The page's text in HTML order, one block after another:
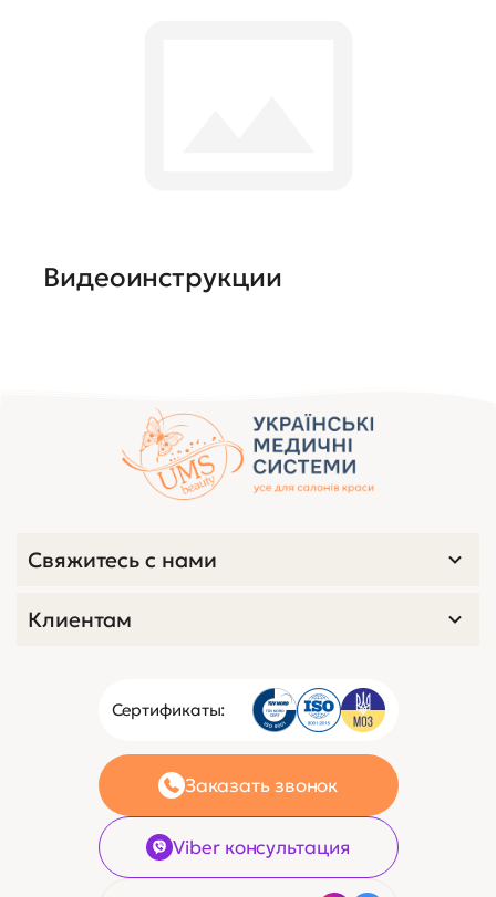
Видеоинструкции
Сертификаты:
Заказать звонок
Viber консультация
Свяжитесь с нами
Клиентам